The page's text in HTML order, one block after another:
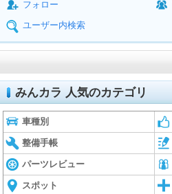
フォロー
ユーザー内検索
みんカラ 人気のカテゴリ
車種別
整備手帳
パーツレビュー
スポット